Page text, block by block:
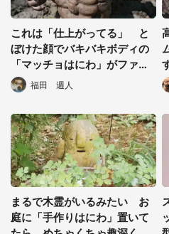
これは「仕上がってる」 と
ぼけた顔でバキバキボディの
「マッチョはにわ」がファン
キーすぎる
福田 週人
まるで木霊がいるみたい お
庭に「手作りはにわ」置いて